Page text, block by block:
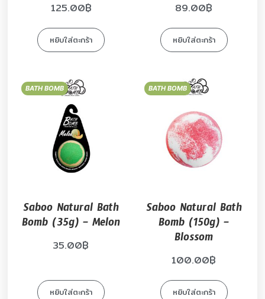
125.00฿
หยิบใส่ตะกร้า
89.00฿
หยิบใส่ตะกร้า
BATH BOMB
Saboo Natural Bath
Bomb (35g) – Melon
35.00฿
หยิบใส่ตะกร้า
BATH BOMB
Saboo Natural Bath
Bomb (150g) –
Blossom
100.00฿
หยิบใส่ตะกร้า